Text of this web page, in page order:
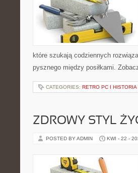
które szukają codziennych
pysznego między posiłkami.
CATEGORIES: RETRO PC I HISTORIA
ZDROWY STYL
POSTED BY ADMIN KWI - 22 -